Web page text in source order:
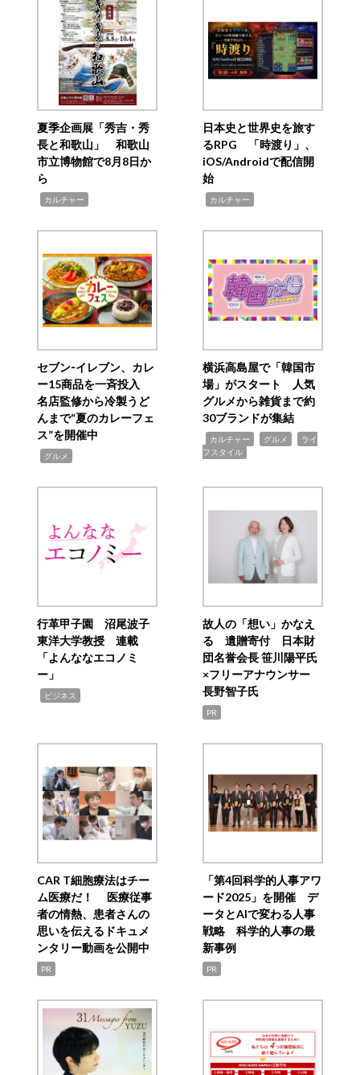
夏季企画展「秀吉・秀
長と和歌山」 和歌山
市立博物館で8月8日か
ら
カルチャー
日本史と世界史を旅す
るRPG 「時渡り」、
iOS/Androidで配信開
始
カルチャー
セブン‐イレブン、カレ
ー15商品を一斉投入
名店監修から冷製うど
んまで“夏のカレーフェ
ス”を開催中
グルメ
横浜高島屋で「韓国市
場」がスタート 人気
グルメから雑貨まで約
30ブランドが集結
カルチャー グルメ
ライ
フスタイル
行革甲子園 沼尾波子
東洋大学教授 連載
「よんななエコノミ
ー」
ビジネス
故人の「想い」かなえ
る 遺贈寄付 日本財
団名誉会長 笹川陽平氏
×フリーアナウンサー
長野智子氏
PR
CAR T細胞療法はチー
ム医療だ！ 医療従事
者の情熱、患者さんの
思いを伝えるドキュメ
ンタリー動画を公開中
PR
「第4回科学的人事アワ
ード2025」を開催 デ
ータとAIで変わる人事
戦略 科学的人事の最
新事例
PR